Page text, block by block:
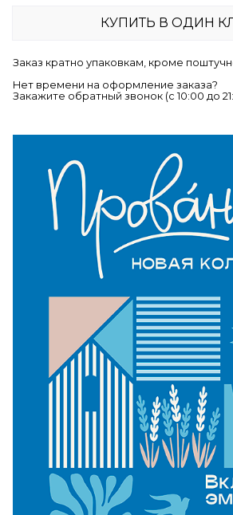
КУПИТЬ В ОДИН
Заказ кратно упаковкам, кроме
Нет времени на оформление заказа?
Закажите обратный звонок (c 10:00 до